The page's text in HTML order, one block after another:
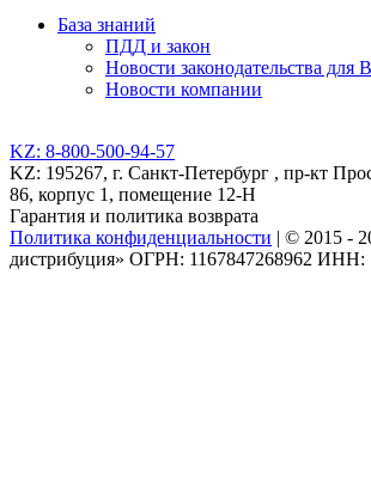
База знаний
ПДД и закон
Новости законодательства для
Новости компании
KZ: 8-800-500-94-57
KZ: 195267, г. Санкт-Петербург , пр-кт
86, корпус 1, помещение 12-Н
Гарантия и политика возврата
Политика конфиденциальности | © 2015 -
дистрибуция» ОГРН: 1167847268962 ИНН: